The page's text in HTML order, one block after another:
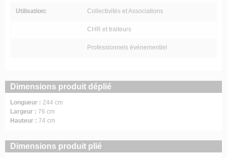
Utilisation: Collectivités et Associations
CHR et traiteurs
Professionnels événementiel
Dimensions produit déplié
Longueur : 244 cm
Largeur : 76 cm
Hauteur : 74 cm
Dimensions produit plié